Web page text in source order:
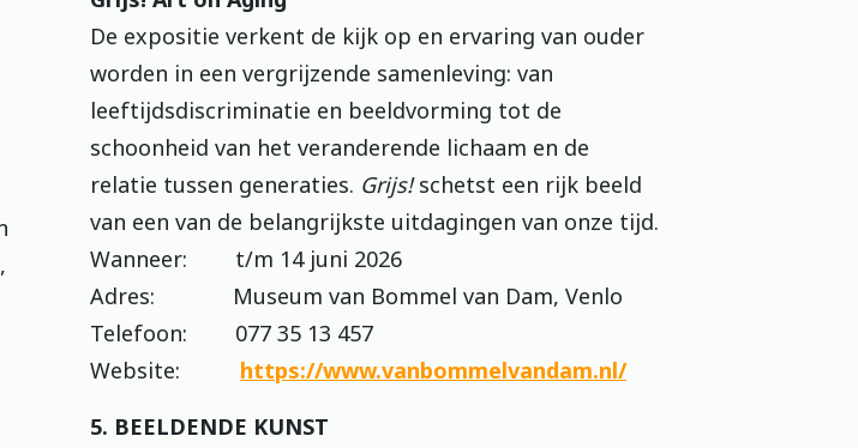
De expositie verkent de kijk op en ervaring van ouder
worden in een vergrijzende samenleving: van
leeftijdsdiscriminatie en beeldvorming tot de
schoonheid van het veranderende lichaam en de
relatie tussen generaties. Grijs!schetst een rijk beeld
van een van de belangrijkste uitdagingen van onze tijd.
Wanneer: t/m 14 juni 2026
Adres: Museum van Bommel van Dam, Venlo
Telefoon: 077 35 13 457
Website: https://www.vanbommelvandam.nl/
5. BEELDENDE KUNST